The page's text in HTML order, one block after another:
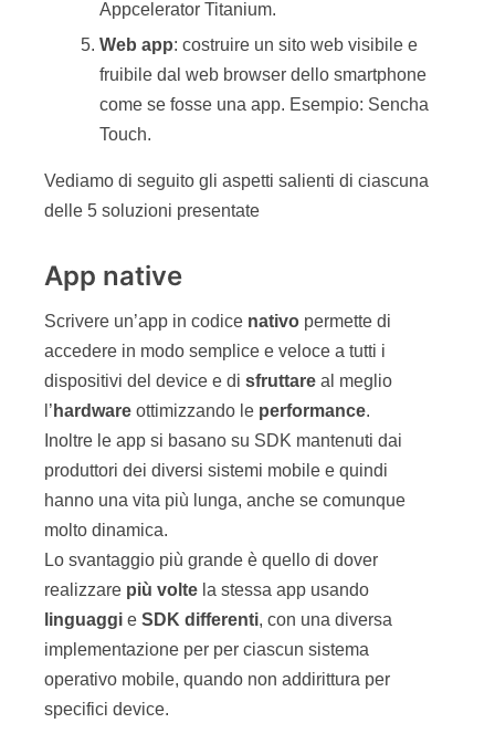
Appcelerator Titanium.
Web app: costruire un sito web visibile e
fruibile dal web browser dello smartphone
come se fosse una app. Esempio: Sencha
Touch.
Vediamo di seguito gli aspetti salienti di ciascuna
delle 5 soluzioni presentate
App native
Scrivere un’app in codice nativo permette di
accedere in modo semplice e veloce a tutti i
dispositivi del device e di sfruttare al meglio
l’ hardware ottimizzando le performance.
Inoltre le app si basano su SDK mantenuti dai
produttori dei diversi sistemi mobile e quindi
hanno una vita più lunga, anche se comunque
molto dinamica.
Lo svantaggio più grande è quello di dover
realizzare più volte la stessa app usando
linguaggi e SDK differenti, con una diversa
implementazione per per ciascun sistema
operativo mobile, quando non addirittura per
specifici device.